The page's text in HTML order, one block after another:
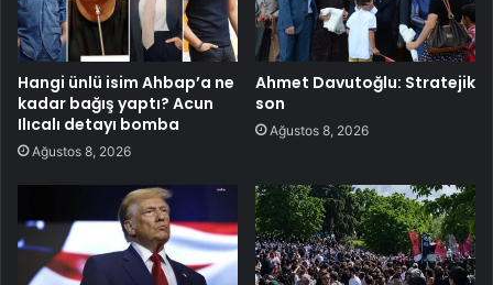
Hangi ünlü isim Ahbap’a ne
kadar bağış yaptı? Acun
Ilıcalı detayı bomba
Ağustos 8, 2026
Ahmet Davutoğlu: Stratejik
son
Ağustos 8, 2026